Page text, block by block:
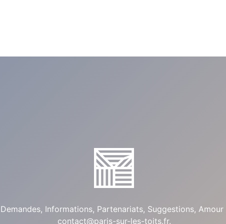
Demandes, Informations, Partenariats, Suggestions, Amour
contact@paris-sur-les-toits.fr.